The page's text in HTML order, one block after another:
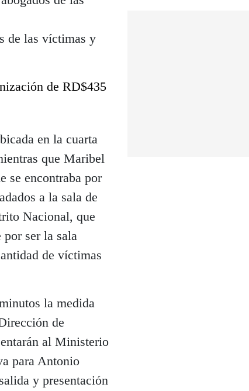
de las víctimas y
de RD$435
en la cuarta
que Maribel
se encontraba por
a la sala de
Nacional, que
ser la sala
de víctimas
la medida
de
al Ministerio
para Antonio
y presentación